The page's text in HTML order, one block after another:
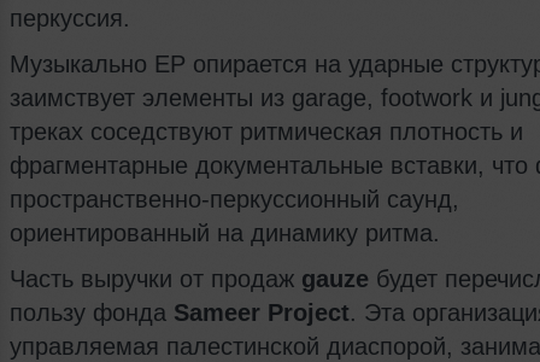
перкуссия.
Музыкально EP опирается на ударные
заимствует элементы из garage, footwork и
треках соседствуют ритмическая плотность и
фрагментарные документальные вставки, что
пространственно‑перкуссионный саунд,
ориентированный на динамику ритма.
Часть выручки от продаж gauze будет
пользу фонда Sameer Project. Эта
управляемая палестинской диаспорой,